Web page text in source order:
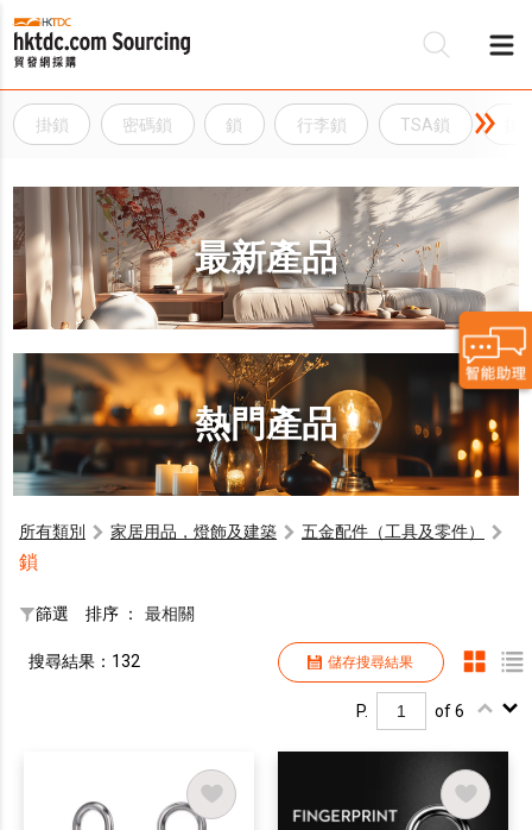
掛鎖 密碼鎖 鎖 行李鎖 TSA鎖
最新產品
熱門產品
所有類別 家居用品，燈飾及建築 五金配件（工具及零件）
鎖
篩選 排序 ： 最相關
儲存搜尋結果
搜尋結果：132
P. of 6